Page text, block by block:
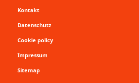
Kontakt
Datenschutz
Cookie policy
Impressum
Sitemap